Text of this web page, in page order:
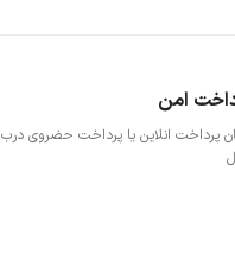
امن
پرداخت انلاین یا پرداخت حضروی درب